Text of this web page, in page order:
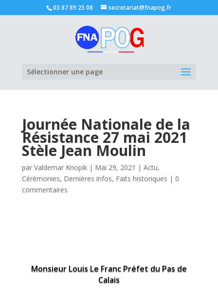
03 87 89 25 08 secretariat@fnapog.fr
Sélectionner une page
Journée Nationale de la
Résistance 27 mai 2021
Stèle Jean Moulin
par Valdemar Knopik| Mai 29, 2021 | Actu,
Cérémonies, Dernières infos, Faits historiques | 0
commentaires
Monsieur Louis Le Franc Préfet du Pas de
Calais